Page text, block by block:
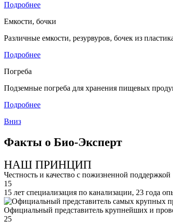
Подробнее
Емкости, бочки
Различные емкости, резурвуров, бочек из
Подробнее
Погреба
Подземные погреба для хранения пищевых
Подробнее
Вниз
Факты о Био-Эксперт
НАШ ПРИНЦИП
Честность и качество с пожизненной поддержкой
15
15 лет специализация по канализации, 23 года
Официальный представитель крупнейших и
25